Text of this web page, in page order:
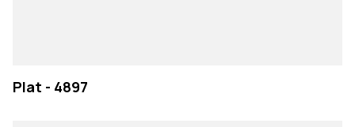
Plat - 4897